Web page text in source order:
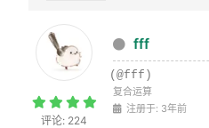
评论: 224
fff
(@fff)
复合运算
注册于: 3年前